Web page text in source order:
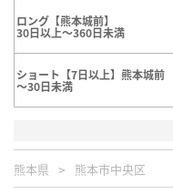
ロング【熊本城前】
30日以上～360日未満
ショート【7日以上】熊本城前
～30日未満
熊本県 熊本市中央区